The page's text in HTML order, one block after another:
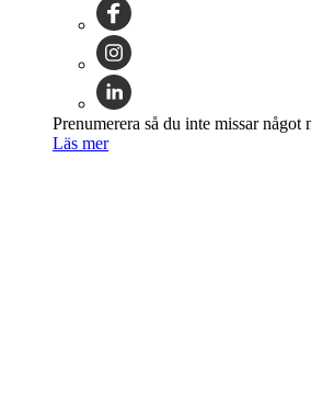
Prenumerera så du inte missar något
Läs mer